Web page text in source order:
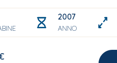
2007
ANNO